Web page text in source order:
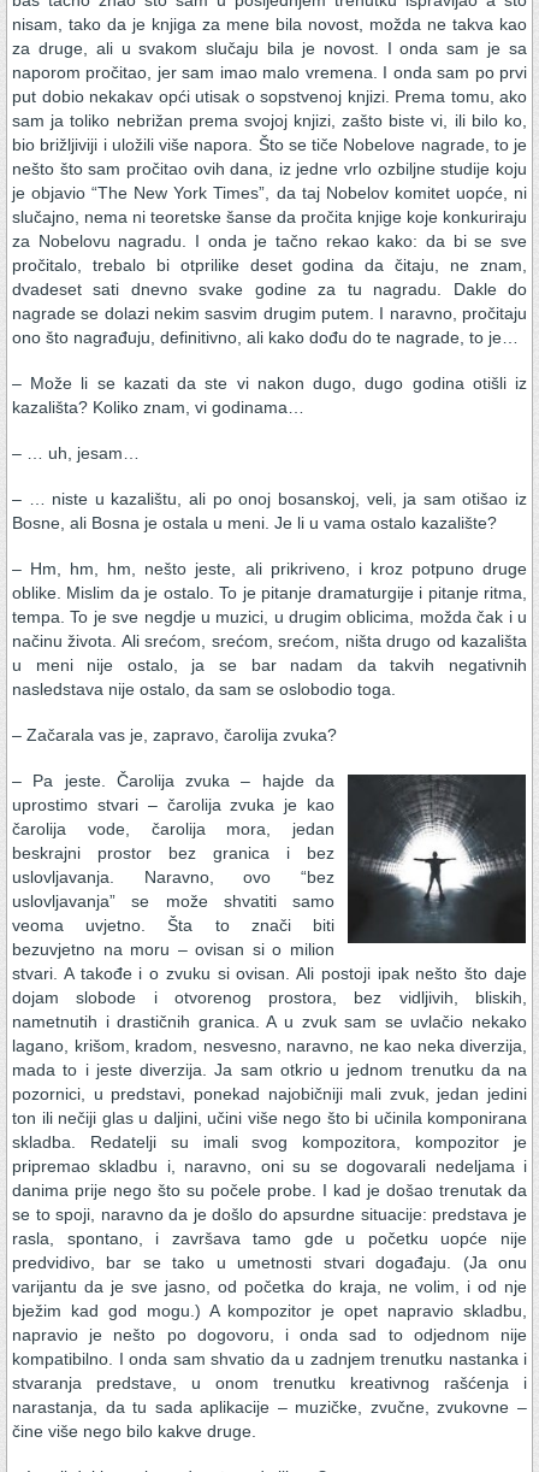
nisam, tako da je knjiga za mene bila novost, možda ne takva kao
za druge, ali u svakom slučaju bila je novost. I onda sam je sa
naporom pročitao, jer sam imao malo vremena. I onda sam po prvi
put dobio nekakav opći utisak o sopstvenoj knjizi. Prema tomu, ako
sam ja toliko nebrižan prema svojoj knjizi, zašto biste vi, ili bilo ko,
bio brižljiviji i uložili više napora. Što se tiče Nobelove nagrade, to je
nešto što sam pročitao ovih dana, iz jedne vrlo ozbiljne studije koju
je objavio “The New York Times”, da taj Nobelov komitet uopće, ni
slučajno, nema ni teoretske šanse da pročita knjige koje konkuriraju
za Nobelovu nagradu. I onda je tačno rekao kako: da bi se sve
pročitalo, trebalo bi otprilike deset godina da čitaju, ne znam,
dvadeset sati dnevno svake godine za tu nagradu. Dakle do
nagrade se dolazi nekim sasvim drugim putem. I naravno, pročitaju
ono što nagrađuju, definitivno, ali kako dođu do te nagrade, to je…
– Može li se kazati da ste vi nakon dugo, dugo godina otišli iz
kazališta? Koliko znam, vi godinama…
– … uh, jesam…
– … niste u kazalištu, ali po onoj bosanskoj, veli, ja sam otišao iz
Bosne, ali Bosna je ostala u meni. Je li u vama ostalo kazalište?
– Hm, hm, hm, nešto jeste, ali prikriveno, i kroz potpuno druge
oblike. Mislim da je ostalo. To je pitanje dramaturgije i pitanje ritma,
tempa. To je sve negdje u muzici, u drugim oblicima, možda čak i u
načinu života. Ali srećom, srećom, srećom, ništa drugo od kazališta
u meni nije ostalo, ja se bar nadam da takvih negativnih
nasledstava nije ostalo, da sam se oslobodio toga.
– Začarala vas je, zapravo, čarolija zvuka?
– Pa jeste. Čarolija zvuka – hajde da
uprostimo stvari – čarolija zvuka je kao
čarolija vode, čarolija mora, jedan
beskrajni prostor bez granica i bez
uslovljavanja. Naravno, ovo “bez
uslovljavanja” se može shvatiti samo
veoma uvjetno. Šta to znači biti
bezuvjetno na moru – ovisan si o milion
stvari. A takođe i o zvuku si ovisan. Ali postoji ipak nešto što daje
dojam slobode i otvorenog prostora, bez vidljivih, bliskih,
nametnutih i drastičnih granica. A u zvuk sam se uvlačio nekako
lagano, krišom, kradom, nesvesno, naravno, ne kao neka diverzija,
mada to i jeste diverzija. Ja sam otkrio u jednom trenutku da na
pozornici, u predstavi, ponekad najobičniji mali zvuk, jedan jedini
ton ili nečiji glas u daljini, učini više nego što bi učinila komponirana
skladba. Redatelji su imali svog kompozitora, kompozitor je
pripremao skladbu i, naravno, oni su se dogovarali nedeljama i
danima prije nego što su počele probe. I kad je došao trenutak da
se to spoji, naravno da je došlo do apsurdne situacije: predstava je
rasla, spontano, i završava tamo gde u početku uopće nije
predvidivo, bar se tako u umetnosti stvari događaju. (Ja onu
varijantu da je sve jasno, od početka do kraja, ne volim, i od nje
bježim kad god mogu.) A kompozitor je opet napravio skladbu,
napravio je nešto po dogovoru, i onda sad to odjednom nije
kompatibilno. I onda sam shvatio da u zadnjem trenutku nastanka i
stvaranja predstave, u onom trenutku kreativnog rašćenja i
narastanja, da tu sada aplikacije – muzičke, zvučne, zvukovne –
čine više nego bilo kakve druge.